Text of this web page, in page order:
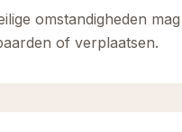
omstandigheden
of verplaatsen.